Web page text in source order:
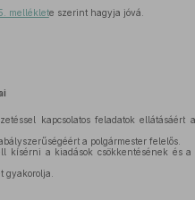
melléklete szerint hagyja jóvá.
kapcsolatos feladatok ellátásáért
a polgármester felelős.
kísérni a kiadások csökkentésének és a
gyakorolja.